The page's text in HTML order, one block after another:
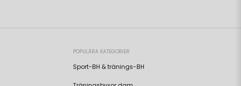
POPULÄRA KATEGORIER
Sport-BH & tränings-BH